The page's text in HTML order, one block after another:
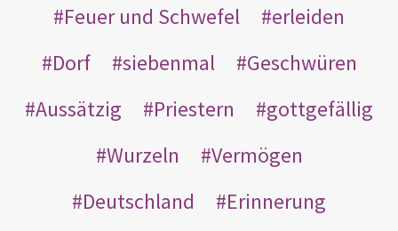
Feuer und Schwefel
erleiden
Dorf
siebenmal
Geschwüren
Aussätzig
Priestern
gottgefällig
Wurzeln
Vermögen
Deutschland
Erinnerung